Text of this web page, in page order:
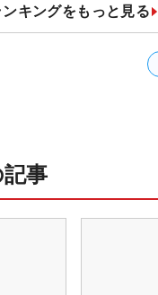
ンキングをもっと見る
事